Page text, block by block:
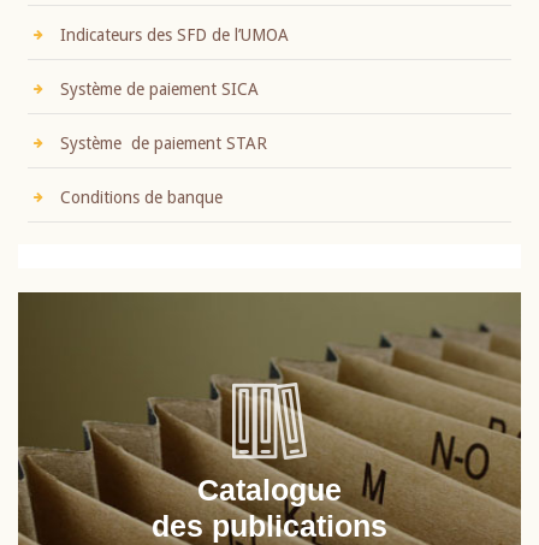
Indicateurs des SFD de l’UMOA
Système de paiement SICA
Système de paiement STAR
Conditions de banque
Catalogue
des publications